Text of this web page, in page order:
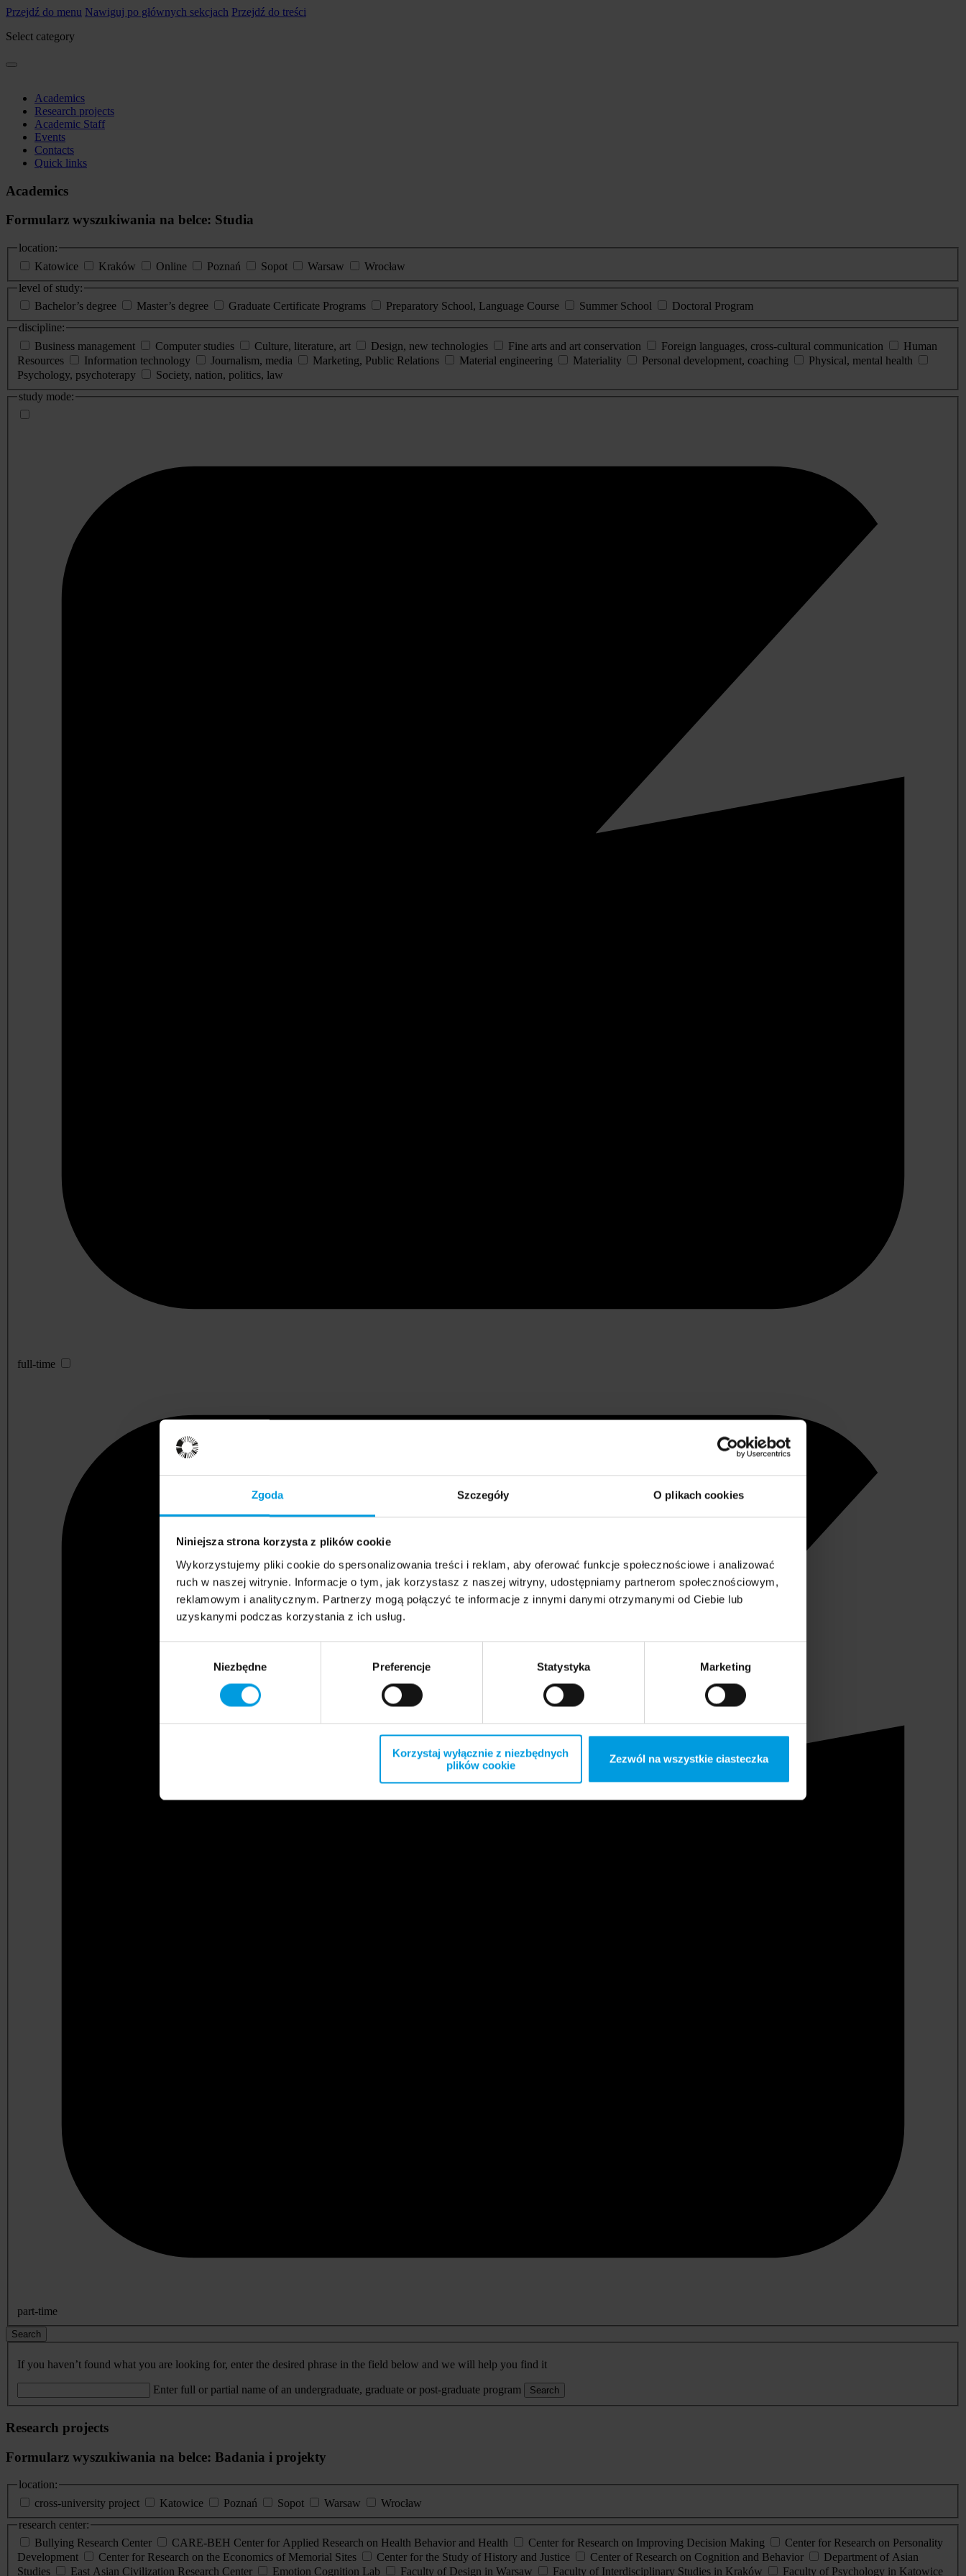
Zgoda Szczegóły O plikach cookies
Niniejsza strona korzysta z plików cookie
Wykorzystujemy pliki cookie do spersonalizowania treści i reklam, aby oferować funkcje społecznościowe i analizować
ruch w naszej witrynie. Informacje o tym, jak korzystasz z naszej witryny, udostępniamy partnerom społecznościowym,
reklamowym i analitycznym. Partnerzy mogą połączyć te informacje z innymi danymi otrzymanymi od Ciebie lub
uzyskanymi podczas korzystania z ich usług.
Niezbędne Preferencje Statystyka Marketing
Korzystaj wyłącznie z niezbędnych
plików cookie
Zezwól na wszystkie ciasteczka
Przejdź do menu Nawiguj po głównych sekcjach Przejdź do treści
Select category
Academics
Research projects
Academic Staff
Events
Contacts
Quick links
Academics
Formularz wyszukiwania na belce: Studia
location:
Katowice
Kraków Online Poznań Sopot Warsaw
Wrocław
level of study:
Bachelor’s degree
Master’s degree Graduate Certificate Programs Preparatory School, Language Course Summer School
Doctoral Program
discipline:
Business management
Computer studies Culture, literature, art Design, new technologies Fine arts and art conservation Foreign languages, cross-cultural communication
Human
Resources
Information technology Journalism, media Marketing, Public Relations Material engineering Materiality Personal development, coaching
Physical, mental health
Psychology, psychoterapy
Society, nation, politics, law
study mode:
full-time
part-time
Search
If you haven’t found what you are looking for, enter the desired phrase in the field below and we will help you find it
Enter full or partial name of an undergraduate, graduate or post-graduate program Search
Research projects
Formularz wyszukiwania na belce: Badania i projekty
location:
cross-university project
Katowice Poznań Sopot Warsaw
Wrocław
research center:
Bullying Research Center
CARE-BEH Center for Applied Research on Health Behavior and Health Center for Research on Improving Decision Making
Center for Research on Personality
Development
Center for Research on the Economics of Memorial Sites Center for the Study of History and Justice Center of Research on Cognition and Behavior
Department of Asian
Studies
East Asian Civilization Research Center Emotion Cognition Lab Faculty of Design in Warsaw Faculty of Interdisciplinary Studies in Kraków Faculty of Psychology in Katowice